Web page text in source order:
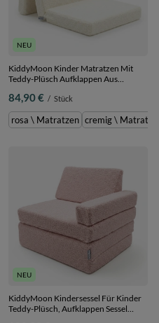
mit Kissen \ cremig cremig \
NEU
KiddyMoon Kinder Matratzen Mit
Teddy-Plüsch Aufklappen Aus
Kinderzimmer Faltmatratze, cremig,
Matratzen
84,90 € / Stück
rosa \ Matratzen cremig \
NEU
KiddyMoon Kindersessel Für Kinder
Teddy-Plüsch, Aufklappen Sessel